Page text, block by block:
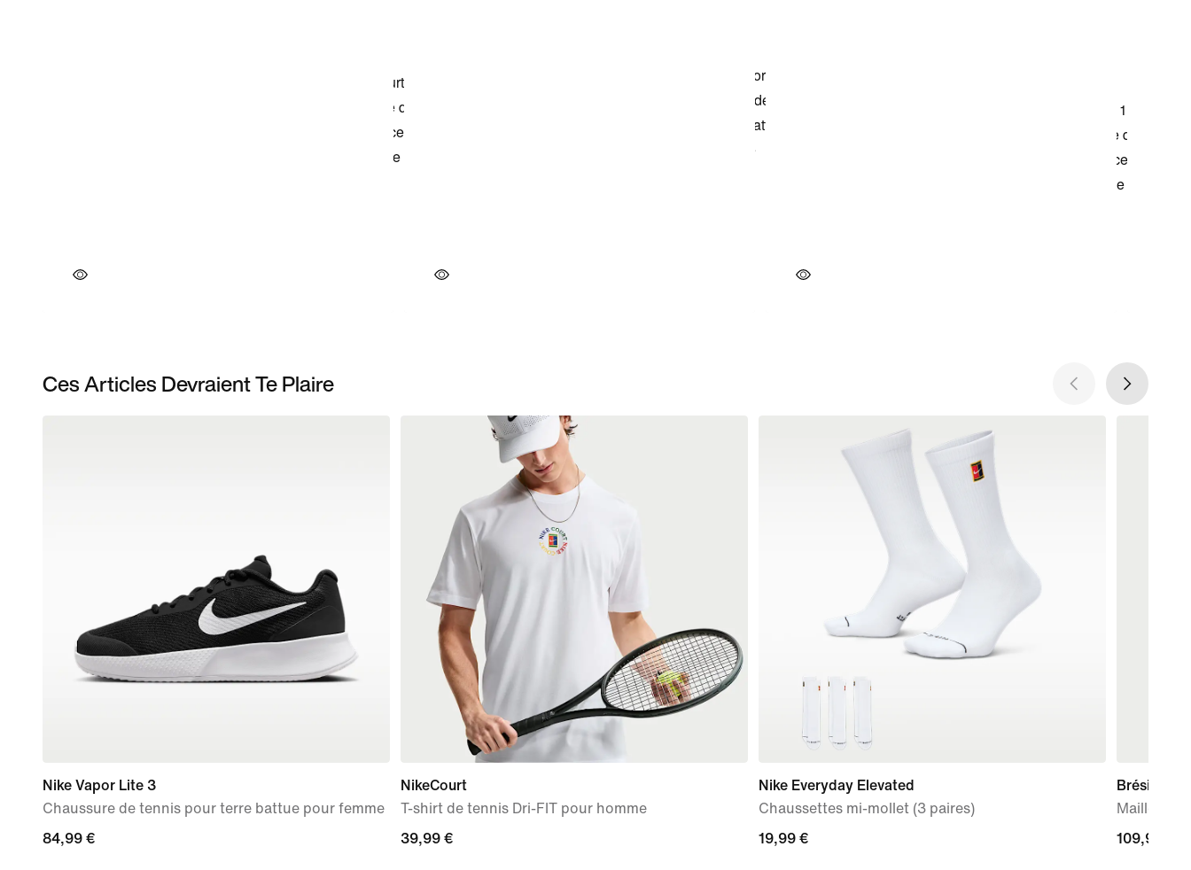
Ces Articles Devraient Te Plaire
Nike Vapor Lite 3
Chaussure de tennis pour terre battue pour femme
84,99 €
84,99 €
NikeCourt
T-shirt de tennis Dri-FIT pour homme
39,99 €
39,99 €
Nike Everyday Elevated
Chaussettes mi-mollet (3 paires)
19,99 €
19,99 €
Brésil
Maillot de
109,99 €
109,99 €